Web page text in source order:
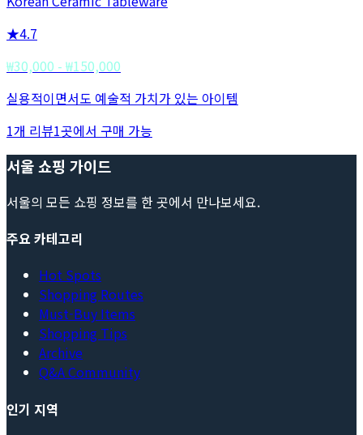
★4.7
₩30,000 - ₩150,000
실용적이면서도 예술적 가치가 있는 아이템
1개 리뷰1곳에서 구매 가능
서울 쇼핑 가이드
서울의 모든 쇼핑 정보를 한 곳에서 만나보세요.
주요 카테고리
Hot Spots
Shopping Routes
Must-Buy Items
Shopping Tips
Archive
Q&A Community
인기 지역